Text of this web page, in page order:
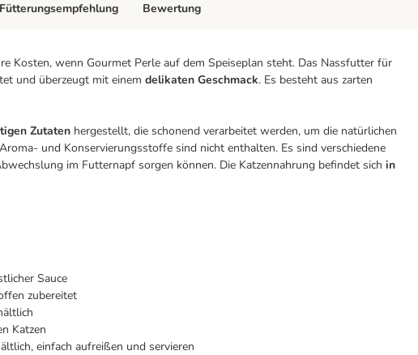
Kosten, wenn Gourmet Perle auf dem Speiseplan steht. Das Nassfutter für
und überzeugt mit einem delikaten Geschmack. Es besteht aus zarten
Zutaten hergestellt, die schonend verarbeitet werden, um die natürlichen
und Konservierungsstoffe sind nicht enthalten. Es sind verschiedene
im Futternapf sorgen können. Die Katzennahrung befindet sich in
Sauce
zubereitet
Katzen
einfach aufreißen und servieren
Fütterungsempfehlung Bewertung